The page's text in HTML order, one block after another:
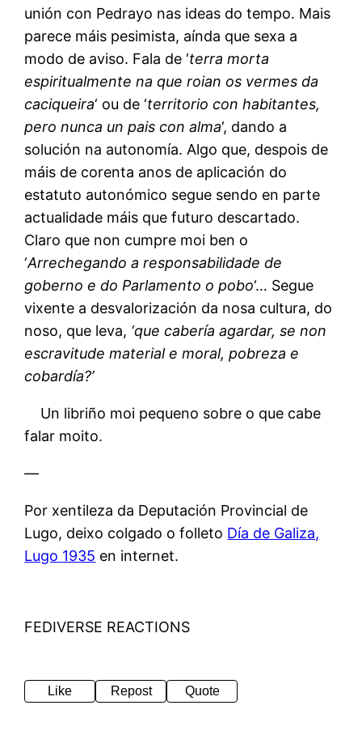
unión con Pedrayo nas ideas do tempo. Mais
parece máis pesimista, aínda que sexa a
modo de aviso. Fala de ‘terra morta
espiritualmente na que roian os vermes da
caciqueira‘ ou de ‘territorio con habitantes,
pero nunca un pais con alma‘, dando a
solución na autonomía. Algo que, despois de
máis de corenta anos de aplicación do
estatuto autonómico segue sendo en parte
actualidade máis que futuro descartado.
Claro que non cumpre moi ben o
‘Arrechegando a responsabilidade de
goberno e do Parlamento o pobo‘… Segue
vixente a desvalorización da nosa cultura, do
noso, que leva, ‘que cabería agardar, se non
escravitude material e moral, pobreza e
cobardía?’
Un libriño moi pequeno sobre o que cabe
falar moito.
—
Por xentileza da Deputación Provincial de
Lugo, deixo colgado o folleto Día de Galiza,
Lugo 1935 en internet.
FEDIVERSE REACTIONS
Like Repost Quote